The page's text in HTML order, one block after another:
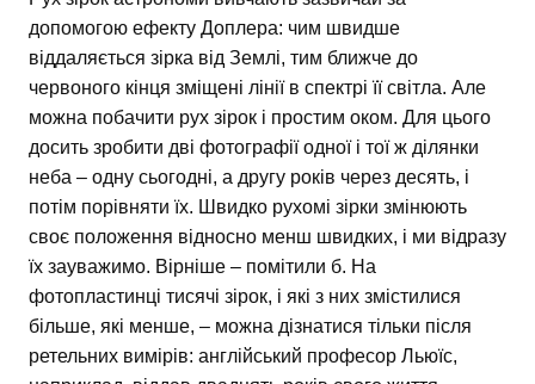
допомогою ефекту Доплера: чим швидше
віддаляється зірка від Землі, тим ближче до
червоного кінця зміщені лінії в спектрі її світла. Але
можна побачити рух зірок і простим оком. Для цього
досить зробити дві фотографії одної і тої ж ділянки
неба – одну сьогодні, а другу років через десять, і
потім порівняти їх. Швидко рухомі зірки змінюють
своє положення відносно менш швидких, і ми відразу
їх зауважимо. Вірніше – помітили б. На
фотопластинці тисячі зірок, і які з них змістилися
більше, які менше, – можна дізнатися тільки після
ретельних вимірів: англійський професор Льюїс,